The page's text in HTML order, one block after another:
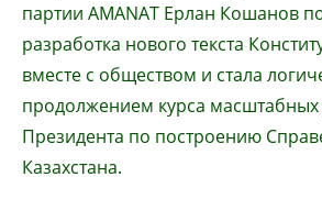
партии AMANAT Ерлан Кошанов
разработка нового текста
вместе с обществом и стала
продолжением курса
Президента по построению
Казахстана.